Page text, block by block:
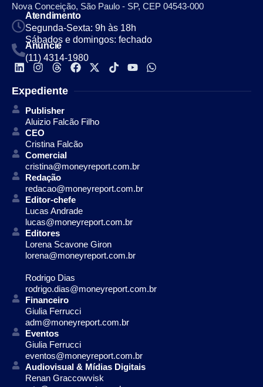
Nova Conceição, São Paulo - SP, CEP 04543-000
Atendimento
Segunda-Sexta: 9h às 18h
Sábados e domingos: fechado
Anuncie
(11) 4314-1980
Expediente
Publisher
Aluizio Falcão Filho
CEO
Cristina Falcão
Comercial
cristina@moneyreport.com.br
Redação
redacao@moneyreport.com.br
Editor-chefe
Lucas Andrade
lucas@moneyreport.com.br
Editores
Lorena Scavone Giron
lorena@moneyreport.com.br
Rodrigo Dias
rodrigo.dias@moneyreport.com.br
Financeiro
Giulia Ferrucci
adm@moneyreport.com.br
Eventos
Giulia Ferrucci
eventos@moneyreport.com.br
Audiovisual & Mídias Digitais
Renan Graccowvisk